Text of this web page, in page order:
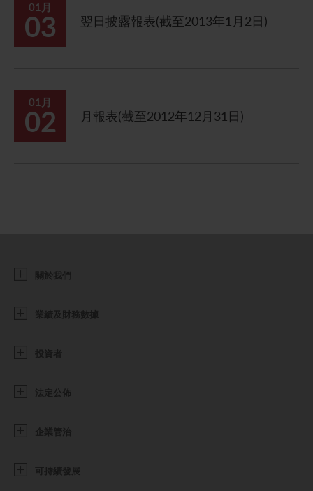
01月
03 翌日披露報表(截至2013年1月2日)
01月
02 月報表(截至2012年12月31日)
關於我們
業績及財務數據
投資者
法定公佈
企業管治
可持續發展